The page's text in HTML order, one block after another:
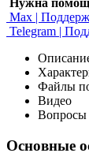
Max |
Telegram |
Файлы
Видео
Вопросы
Основные